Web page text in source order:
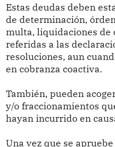
Estas deudas deben
de determinación,
multa, liquidaciones de
referidas a las
resoluciones, aun
en cobranza coactiva.
También, pueden
y/o fraccionamientos
hayan incurrido en
Una vez que se